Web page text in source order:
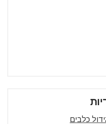
כלבים